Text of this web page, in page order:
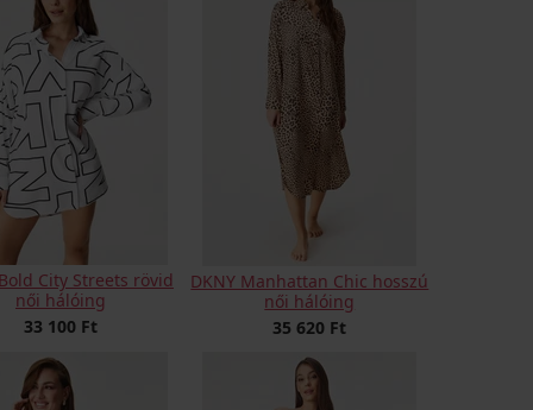
City Streets rövid
női hálóing
33 100 Ft
DKNY Manhattan Chic hosszú
női hálóing
35 620 Ft